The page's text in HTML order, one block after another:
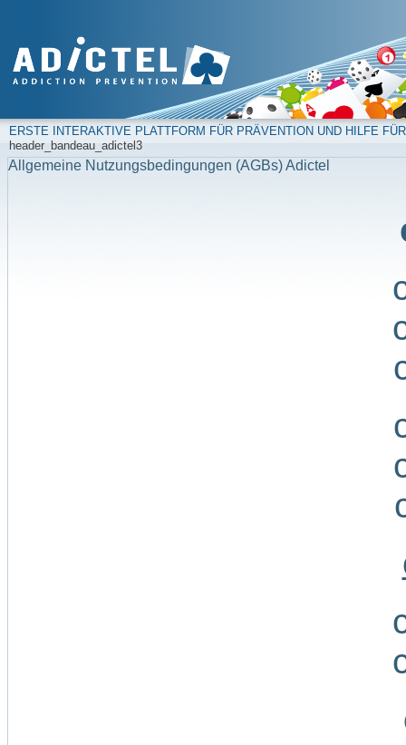
ERSTE INTERAKTIVE PLATTFORM FÜR PRÄVENTION UND HILFE
header_bandeau_adictel3
Allgemeine Nutzungsbedingungen (AGBs) Adictel